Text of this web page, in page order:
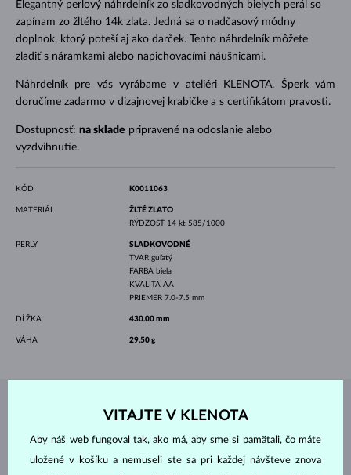
Elegantný perlový náhrdelník zo sladkovodných bielych perál so
zapínam zo žltého 14k zlata. Jedná sa o nadčasový módny
doplnok, ktorý poteší aj ako darček. Tento náhrdelník môžete
zladiť s náramkami alebo napichovacími náušnicami.
Náhrdelník pre vás vyrábame v ateliéri KLENOTA. Šperk vám
doručíme zadarmo v dizajnovej krabičke a s certifikátom pravosti.
Dostupnosť: na sklade pripravené na odoslanie alebo
vyzdvihnutie.
KÓD K0011063
MATERIÁL
ŽLTÉ ZLATO
RÝDZOSŤ 14 kt 585/1000
PERLY
SLADKOVODNÉ
TVAR guľatý
FARBA biela
KVALITA AA
PRIEMER 7.0-7.5 mm
DĹŽKA 430.00 mm
VÁHA 29.50 g
ŠPERKY ZATELIÉRU KLENOTA
VITAJTE V KLENOTA
Aby náš web fungoval tak, ako má, aby sme si pamätali, čo máte
uložené v košíku a nemuseli ste sa pri každej návšteve znova